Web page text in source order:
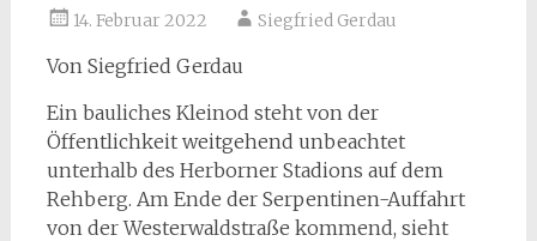
14. Februar 2022 Siegfried Gerdau
Von Siegfried Gerdau
Ein bauliches Kleinod steht von der
Öffentlichkeit weitgehend unbeachtet
unterhalb des Herborner Stadions auf dem
Rehberg. Am Ende der Serpentinen-Auffahrt
von der Westerwaldstraße kommend, sieht